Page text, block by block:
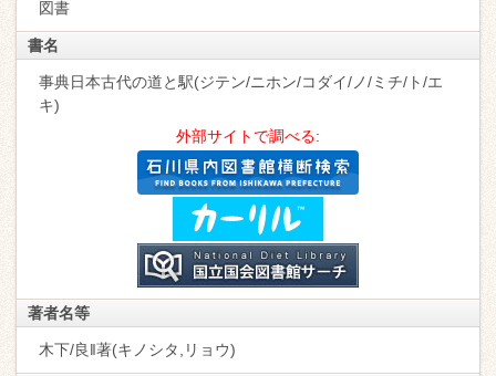
図書
書名
事典日本古代の道と駅(ジテン/ニホン/コダイ/ノ/ミチ/ト/エ
キ)
外部サイトで調べる:
著者名等
木下/良‖著(キノシタ,リョウ)